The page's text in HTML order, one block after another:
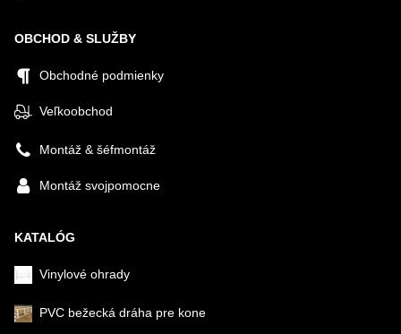
OBCHOD & SLUŽBY
Obchodné podmienky
Veľkoobchod
Montáž & šéfmontáž
Montáž svojpomocne
KATALÓG
Vinylové ohrady
PVC bežecká dráha pre kone